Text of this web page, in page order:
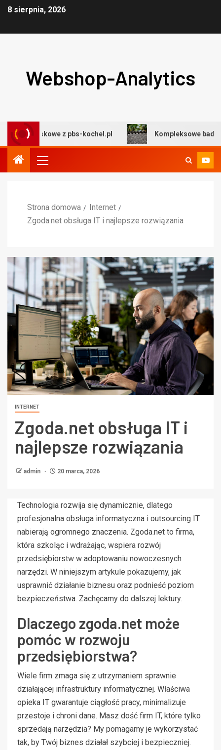
8 sierpnia, 2026
Webshop-Analytics
z pbs-kochel.pl Kompleksowe badania
Strona domowa
Internet
Zgoda.net obsługa IT i najlepsze rozwiązania
INTERNET
Zgoda.net obsługa IT i
najlepsze rozwiązania
admin 20 marca, 2026
Technologia rozwija się dynamicznie, dlatego
profesjonalna obsługa informatyczna i outsourcing IT
nabierają ogromnego znaczenia. Zgoda.net to firma,
która szkoląc i wdrażając, wspiera rozwój
przedsiębiorstw w adoptowaniu nowoczesnych
narzędzi. W niniejszym artykule pokazujemy, jak
usprawnić działanie biznesu oraz podnieść poziom
bezpieczeństwa. Zachęcamy do dalszej lektury.
Dlaczego zgoda.net może
pomóc w rozwoju
przedsiębiorstwa?
Wiele firm zmaga się z utrzymaniem sprawnie
działającej infrastruktury informatycznej. Właściwa
opieka IT gwarantuje ciągłość pracy, minimalizuje
przestoje i chroni dane. Masz dość firm IT, które tylko
sprzedają narzędzia? My pomagamy je wykorzystać
tak, by Twój biznes działał szybciej i bezpieczniej.